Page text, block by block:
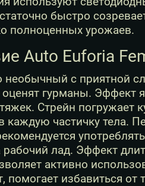
быстро
полноценных урожаев.
Auto Euforia
необычный с приятной
оценят гурманы.
Стрейн погружает
частичку тела.
рабочий лад. Эффект
активно
помогает избавиться